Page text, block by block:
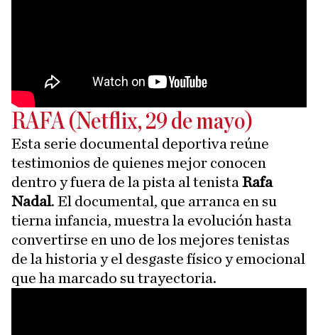
RAFA (Netflix, 29 de mayo)
Esta serie documental deportiva reúne
testimonios de quienes mejor conocen
dentro y fuera de la pista al tenista Rafa
Nadal. El documental, que arranca en su
tierna infancia, muestra la evolución hasta
convertirse en uno de los mejores tenistas
de la historia y el desgaste físico y emocional
que ha marcado su trayectoria.